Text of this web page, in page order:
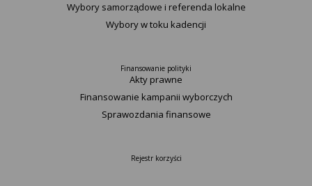
Wybory samorządowe i referenda lokalne
Wybory w toku kadencji
Finansowanie polityki
Akty prawne
Finansowanie kampanii wyborczych
Sprawozdania finansowe
Rejestr korzyści